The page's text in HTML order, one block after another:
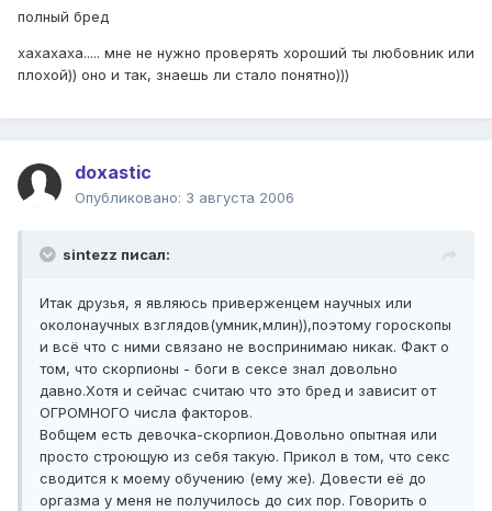
полный бред
хахахаха..... мне не нужно проверять хороший ты любовник или
плохой)) оно и так, знаешь ли стало понятно)))
doxastic
Опубликовано: 3 августа 2006
sintezz писал:
Итак друзья, я являюсь приверженцем научных или
околонаучных взглядов(умник,млин)),поэтому гороскопы
и всё что с ними связано не воспринимаю никак. Факт о
том, что скорпионы - боги в сексе знал довольно
давно.Хотя и сейчас считаю что это бред и зависит от
ОГРОМНОГО числа факторов.
Вобщем есть девочка-скорпион.Довольно опытная или
просто строющую из себя такую. Прикол в том, что секс
сводится к моему обучению (ему же). Довести её до
оргазма у меня не получилось до сих пор. Говорить о